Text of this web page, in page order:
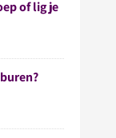
of lig je